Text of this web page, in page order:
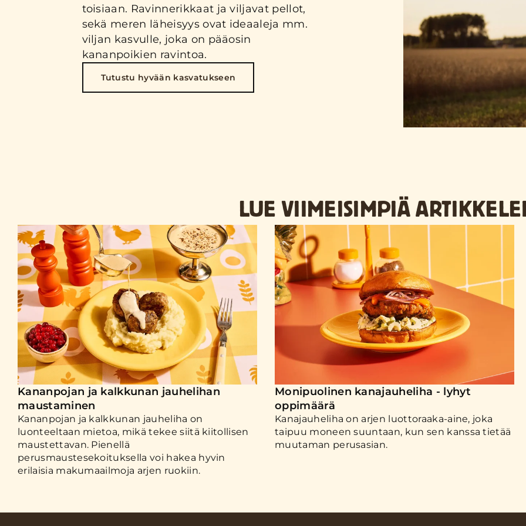
toisiaan. Ravinnerikkaat ja viljavat pellot,
sekä meren läheisyys ovat ideaaleja mm.
viljan kasvulle, joka on pääosin
kananpoikien ravintoa.
Tutustu hyvään kasvatukseen
LUE VIIMEISIMPIÄ
Kananpojan ja kalkkunan jauhelihan
maustaminen
Kananpojan ja kalkkunan jauheliha on
luonteeltaan mietoa, mikä tekee siitä kiitollisen
maustettavan. Pienellä
perusmaustesekoituksella voi hakea hyvin
erilaisia makumaailmoja arjen ruokiin.
Monipuolinen kanajauheliha - lyhyt
oppimäärä
Kanajauheliha on arjen luottoraaka-aine, joka
taipuu moneen suuntaan, kun sen kanssa tietää
muutaman perusasian.